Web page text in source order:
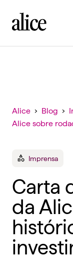
Alice › Blog ›
Alice sobre
Imprensa
Carta
da